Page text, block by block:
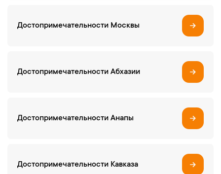
Достопримечательности Москвы
Достопримечательности Абхазии
Достопримечательности Анапы
Достопримечательности Кавказа